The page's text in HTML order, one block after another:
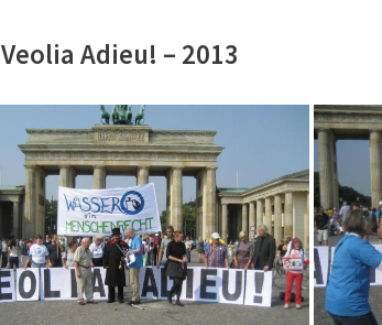
Veolia Adieu! – 2013